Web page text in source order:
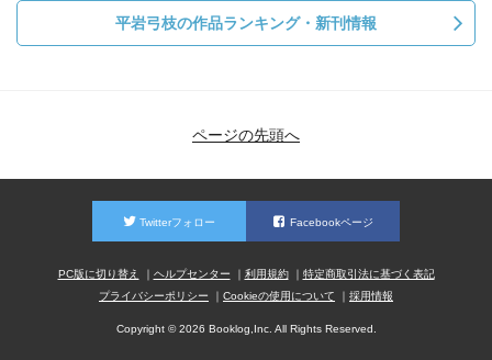
平岩弓枝の作品ランキング・新刊情報
ページの先頭へ
Twitterフォロー Facebookページ
PC版に切り替え ヘルプセンター 利用規約
特定商取引法に基づく表記
プライバシーポリシー
Cookieの使用について 採用情報
Copyright © 2026 Booklog,Inc. All Rights Reserved.